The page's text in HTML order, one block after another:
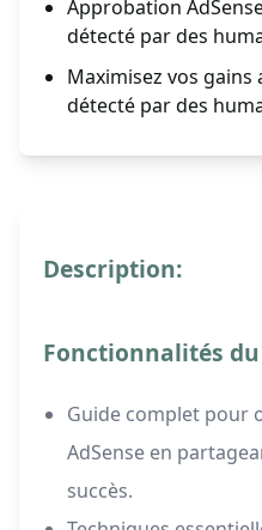
Approbation
détecté par des
Maximisez vos gains
détecté par des
Description:
Fonctionnalités du
Guide complet pour
AdSense en
succès.